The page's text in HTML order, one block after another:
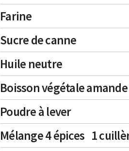
Farine
Sucre de canne
Huile neutre
Boisson végétale amande
Poudre à lever
Mélange 4 épices 1